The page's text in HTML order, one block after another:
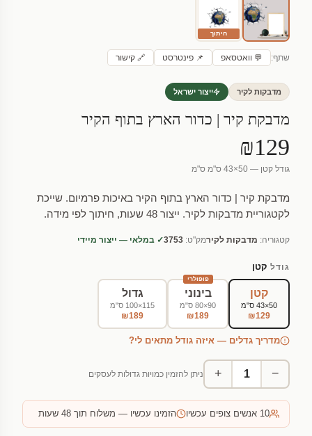
חיתוך
שתף: 💬 וואטסאפ 📌 פינטרסט 🔗 קישור
מדבקות לקיר ייצור ישראל
מדבקת קיר | כדור הארץ בתוף הקיר
₪129
גודל קטן — 50×43 ס"מ ס"מ
מדבקת קיר | כדור הארץ בתוף הקיר באיכות פרמיום. שייכת
לקטגוריית מדבקות לקיר. ייצור 48 שעות, חיתוך לפי מידה.
קטגוריה: מדבקות לקירמק"ט: 3753✓ במלאי — ייצור מיידי
גודל קטן
קטן
50×43 ס"מ
₪129
פופולרי
בינוני
90×80 ס"מ
₪189
גדול
115×100 ס"מ
₪189
מדריך גדלים — איזה גודל מתאים לי?
−
+ ניתן להזמין כמויות גדולות לעסקים
10 אנשים צופים עכשיו הזמינו עכשיו — משלוח תוך 48 שעות